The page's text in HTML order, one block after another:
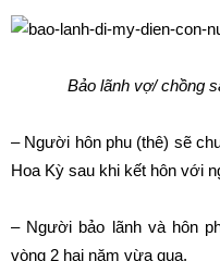
Bảo lãnh vợ/ chồng
– Người hôn phu (thê) sẽ
Hoa Kỳ sau khi kết hôn với
– Người bảo lãnh và hôn
vòng 2 hai năm vừa qua.